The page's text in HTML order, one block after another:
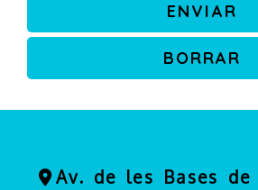
ENVIAR
BORRAR
Av. de les Bases de